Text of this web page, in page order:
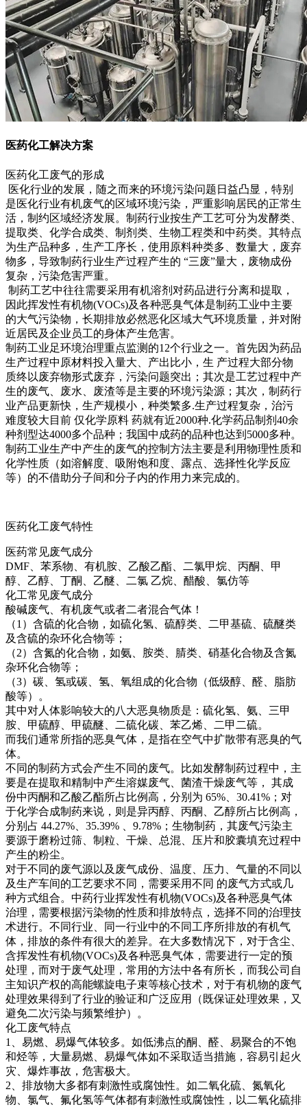
医药化工解决方案
医药化工废气的形成
医化行业的发展，随之而来的环境污染问题日益凸显，特别
是医化行业有机废气的区域环境污染，严重影响居民的正常生
活，制约区域经济发展。制药行业按生产工艺可分为发酵类、
提取类、化学合成类、制剂类、生物工程类和中药类。其特点
为生产品种多，生产工序长，使用原料种类多、数量大，废弃
物多，导致制药行业生产过程产生的 “三废”量大，废物成份
复杂，污染危害严重。
制药工艺中往往需要采用有机溶剂对药品进行分离和提取，
因此挥发性有机物(VOCs)及各种恶臭气体是制药工业中主要
的大气污染物，长期排放必然恶化区域大气环境质量，并对附
近居民及企业员工的身体产生危害。
制药工业足环境治理重点监测的12个行业之一。首先因为药品
生产过程中原材料投入量大、产出比小，生 产过程大部分物
质终以废弃物形式废弃，污染问题突出；其次是工艺过程中产
生的废气、废水、废渣等是主要的环境污染源；其次，制药行
业产品更新快，生产规模小，种类繁多.生产过程复杂，治污
难度较大目前 仅化学原料 药就有近2000种.化学药品制剂40余
种剂型达4000多个品种；我国中成药的品种也达到5000多种。
制药工业生产中产生的废气的控制方法主要是利用物理性质和
化学性质（如溶解度、吸附饱和度、露点、选择性化学反应
等）的不借助分子间和分子内的作用力来完成的。
医药化工废气特性
医药常见废气成分
DMF、苯系物、有机胺、乙酸乙酯、二氯甲烷、丙酮、甲
醇、乙醇、丁酮、乙醚、二氯 乙烷、醋酸、氯仿等
化工常见废气成分
酸碱废气、有机废气或者二者混合气体！
（1）含硫的化合物，如硫化氢、硫醇类、二甲基硫、硫醚类
及含硫的杂环化合物等；
（2）含氮的化合物，如氨、胺类、腈类、硝基化合物及含氮
杂环化合物等；
（3）碳、氢或碳、氢、氧组成的化合物（低级醇、醛、脂肪
酸等）。
其中对人体影响较大的八大恶臭物质是：硫化氢、氨、三甲
胺、甲硫醇、甲硫醚、二硫化碳、苯乙烯、二甲二硫。
而我们通常所指的恶臭气体，是指在空气中扩散带有恶臭的气
体。
不同的制药方式会产生不同的废气。比如发酵制药过程中，主
要是在提取和精制中产生溶媒废气、菌渣干燥废气等， 其成
份中丙酮和乙酸乙酯所占比例高，分别为 65%、30.41%；对
于化学合成制药来说，则是异丙醇、丙酮、乙醇所占比例高，
分别占 44.27%、35.39% 、9.78%；生物制药，其废气污染主
要源于磨粉过筛、制粒、干燥、总混、压片和胶囊填充过程中
产生的粉尘。
对于不同的废气源以及废气成份、温度、压力、气量的不同以
及生产车间的工艺要求不同，需要采用不同 的废气方式或几
种方式组合。中药行业挥发性有机物(VOCs)及各种恶臭气体
治理，需要根据污染物的性质和排放特点，选择不同的治理技
术进行。不同行业、同一行业中的不同工序所排放的有机气
体，排放的条件有很大的差异。在大多数情况下，对于含尘、
含挥发性有机物(VOCs)及各种恶臭气体，需要进行一定的预
处理，而对于废气处理，常用的方法中各有所长，而我公司自
主知识产权的高能螺旋电子束等核心技术，对于有机物的废气
处理效果得到了行业的验证和广泛应用（既保证处理效果，又
避免二次污染与频繁维护）。
化工废气特点
1、易燃、易爆气体较多。如低沸点的酮、醛、易聚合的不饱
和烃等，大量易燃、易爆气体如不采取适当措施，容易引起火
灾、爆炸事故，危害极大。
2、排放物大多都有刺激性或腐蚀性。如二氧化硫、氮氧化
物、氯气、氟化氢等气体都有刺激性或腐蚀性，以二氧化硫排